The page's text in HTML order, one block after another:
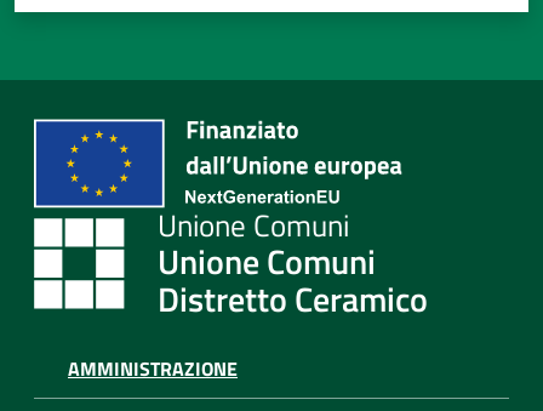
Unione Comuni
Distretto Ceramico
AMMINISTRAZIONE